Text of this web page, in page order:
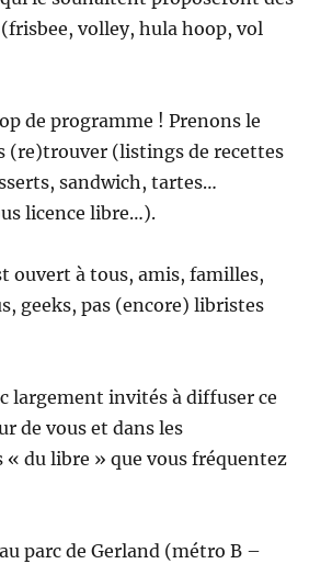
volley, hula hoop, vol
de programme ! Prenons le
(re)trouver (listings de recettes
sandwich, tartes…
licence libre…).
ouvert à tous, amis, familles,
geeks, pas (encore) libristes
largement invités à diffuser ce
de vous et dans les
« du libre » que vous fréquentez
parc de Gerland (métro B –